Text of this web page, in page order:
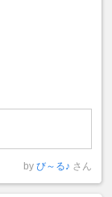
by び～る♪ さん